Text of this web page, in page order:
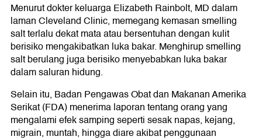
Menurut dokter keluarga Elizabeth Rainbolt, MD dalam
laman Cleveland Clinic, memegang kemasan smelling
salt terlalu dekat mata atau bersentuhan dengan kulit
berisiko mengakibatkan luka bakar. Menghirup smelling
salt berulang juga berisiko menyebabkan luka bakar
dalam saluran hidung.
Selain itu, Badan Pengawas Obat dan Makanan Amerika
Serikat (FDA) menerima laporan tentang orang yang
mengalami efek samping seperti sesak napas, kejang,
migrain, muntah, hingga diare akibat penggunaan